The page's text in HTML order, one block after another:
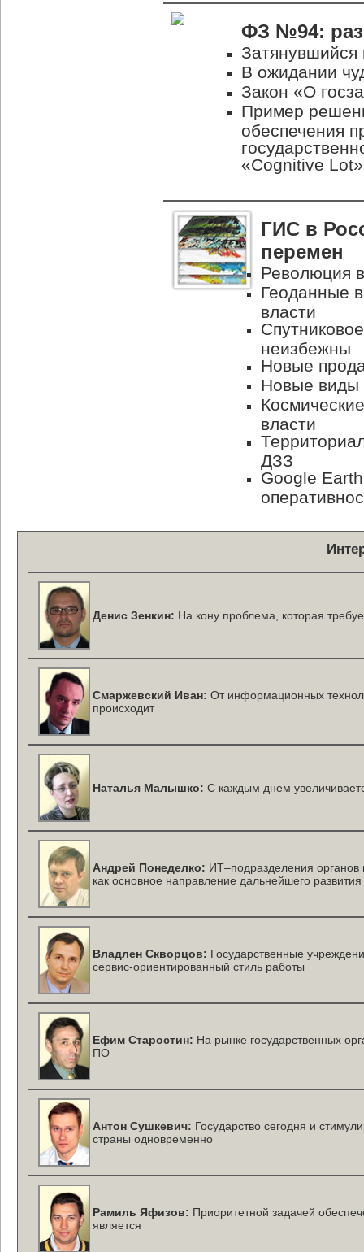
ФЗ №94:
Затянувшийся
В ожидании
Закон «О
Пример
обеспечения
«Cognitive Lot»
ГИС в
перемен
Революция
Геоданные
власти
неизбежны
Новые
Новые виды
власти
ДЗЗ
Google
Денис Зенкин: На кону проблема, которая
Смаржевский Иван: От информационных
происходит
Наталья Малышко: C каждым днем
Андрей Понеделко: ИТ–подразделения органов
как основное направление дальнейшего
Владлен Скворцов: Государственные
сервис-ориентированный стиль работы
Ефим Старостин: На рынке государственных
ПО
Антон Сушкевич: Государство сегодня и
страны одновременно
Рамиль Яфизов: Приоритетной задачей
является